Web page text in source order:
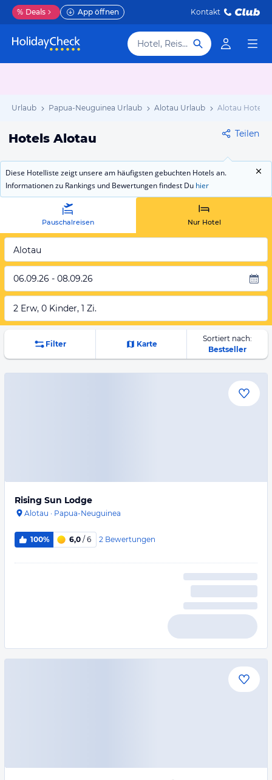
% Deals App öffnen Kontakt
Hotel, Reiseziel
Urlaub Papua-Neuguinea Urlaub Alotau Urlaub Alotau Hotels
Hotels Alotau Teilen
Diese Hotelliste zeigt unsere am häufigsten gebuchten Hotels an.
Informationen zu Rankings und Bewertungen findest Du hier
Pauschalreisen Nur Hotel
Alotau
06.09.26 - 08.09.26
2 Erw, 0 Kinder, 1 Zi.
Filter Karte
Sortiert nach:
Bestseller
Rising Sun Lodge
Alotau · Papua-Neuguinea
100% 6,0 / 6 2 Bewertungen